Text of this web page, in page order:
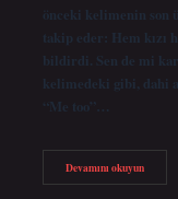
önceki kelimenin son
takip eder: Hem kızı
bildirdi. Sen de mi
kelimedeki gibi, dahi
“Me too”…
Devamını okuyunDiyince
De